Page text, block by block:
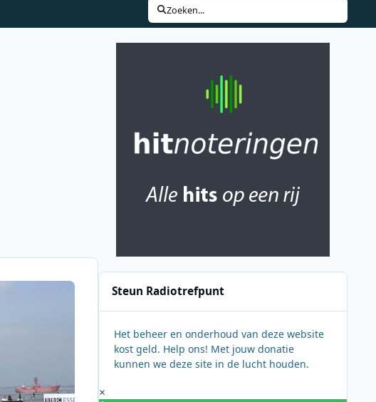
Zoeken...
Steun Radiotrefpunt
Het beheer en onderhoud van deze website
kost geld. Help ons! Met jouw donatie
kunnen we deze site in de lucht houden.